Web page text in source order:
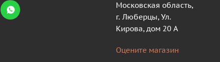
Московская область,
г. Люберцы, Ул.
Кирова, дом 20 А
Оцените магазин